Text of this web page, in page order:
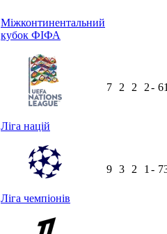
Міжконтинентальний
кубок ФІФА
Ліга націй
7 2 2 2-
Ліга чемпіонів
9 3 2 1 -